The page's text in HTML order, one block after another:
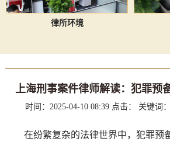
律所环境
上海刑事案件律师解读：犯罪预
时间：2025-04-10 08:39 点击： 关键词：
在纷繁复杂的法律世界中，犯罪预